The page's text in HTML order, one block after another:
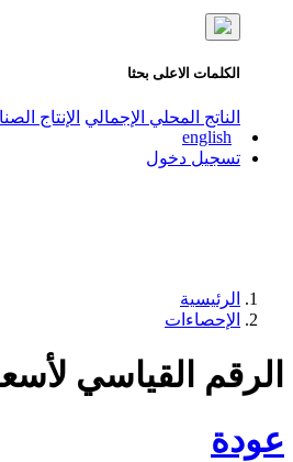
الكلمات الاعلى بحثا
الناتج المحلي الإجمالي الإنتاج
english
تسجيل دخول
الرئيسية
الإحصاءات
الرقم القياسي
عودة